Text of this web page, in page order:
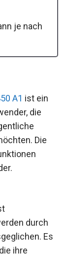
je nach
A1 ist ein
die
Die
durch
Es
ihre